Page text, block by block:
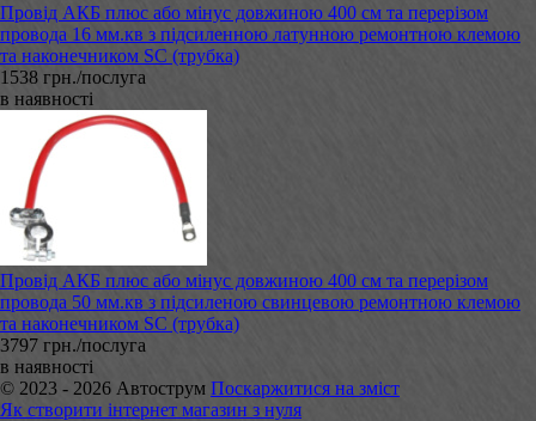
Провід АКБ плюс або мінус довжиною 400 см та перерізом
провода 16 мм.кв з підсиленною латунною ремонтною клемою
та наконечником SC (трубка)
1538 грн./послуга
в наявності
Провід АКБ плюс або мінус довжиною 400 см та перерізом
провода 50 мм.кв з підсиленою свинцевою ремонтною клемою
та наконечником SC (трубка)
3797 грн./послуга
в наявності
© 2023 - 2026 Автострум Поскаржитися на зміст
Як створити інтернет магазин з нуля